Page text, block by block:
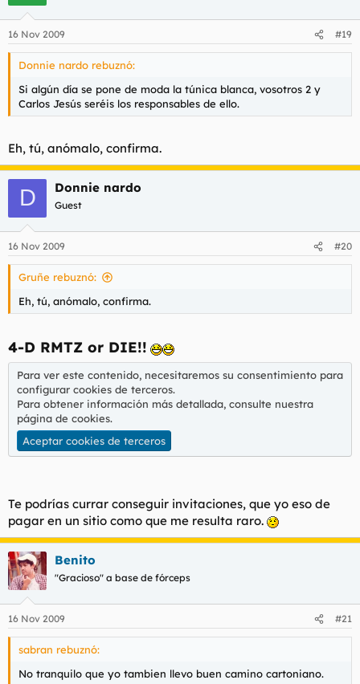
16 Nov 2009 #19
Donnie nardo rebuznó:
Si algún día se pone de moda la túnica blanca, vosotros 2 y
Carlos Jesús seréis los responsables de ello.
Eh, tú, anómalo, confirma.
D Donnie nardo
Guest
16 Nov 2009 #20
Gruñe rebuznó:
Eh, tú, anómalo, confirma.
4-D RMTZ or DIE!!
Para ver este contenido, necesitaremos su consentimiento para
configurar cookies de terceros.
Para obtener información más detallada, consulte nuestra
página de cookies.
Aceptar cookies de terceros
Te podrías currar conseguir invitaciones, que yo eso de
pagar en un sitio como que me resulta raro.
Benito
"Gracioso" a base de fórceps
16 Nov 2009 #21
sabran rebuznó:
No tranquilo que yo tambien llevo buen camino cartoniano.